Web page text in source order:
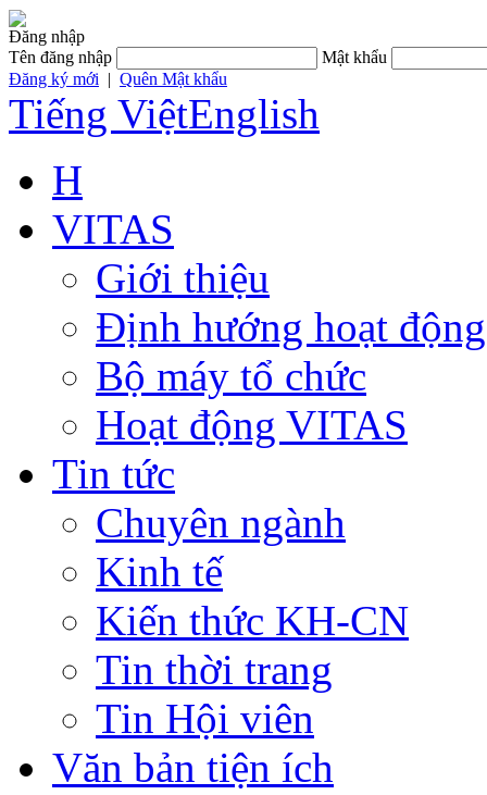
Đăng nhập
Tên đăng nhập
Mật khẩu
Đăng ký mới | Quên Mật khẩu
Tiếng ViệtEnglish
H
VITAS
Giới thiệu
Định hướng hoạt động
Bộ máy tổ chức
Hoạt động VITAS
Tin tức
Chuyên ngành
Kinh tế
Kiến thức KH-CN
Tin thời trang
Tin Hội viên
Văn bản tiện ích